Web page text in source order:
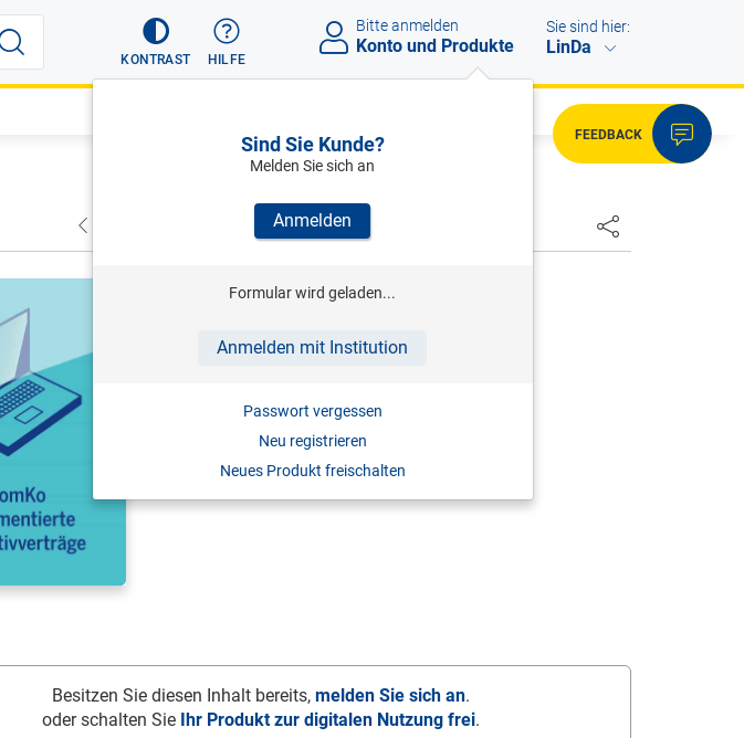
KONTRAST HILFE
Bitte anmelden
Konto und Produkte
Sind Sie Kunde?
Melden Sie sich an
Anmelden
Formular wird geladen...
Anmelden mit Institution
Passwort vergessen
Neu registrieren
Neues Produkt freischalten
Sie sind hier:
LinDa
FEEDBACK
NÄCHSTER
HITZ/SCHRENK
Stand: 03.06.2026
Besitzen Sie diesen Inhalt bereits, melden Sie sich an.
oder schalten Sie Ihr Produkt zur digitalen Nutzung frei.